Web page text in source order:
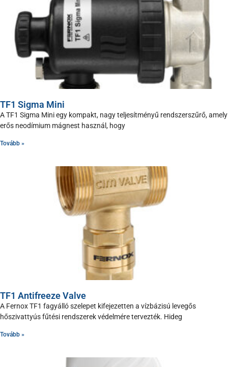
TF1 Sigma Mini
A TF1 Sigma Mini egy kompakt, nagy teljesítményű rendszerszűrő, amely
erős neodímium mágnest használ, hogy
Tovább »
TF1 Antifreeze Valve
A Fernox TF1 fagyálló szelepet kifejezetten a vízbázisú levegős
hőszivattyús fűtési rendszerek védelmére tervezték. Hideg
Tovább »